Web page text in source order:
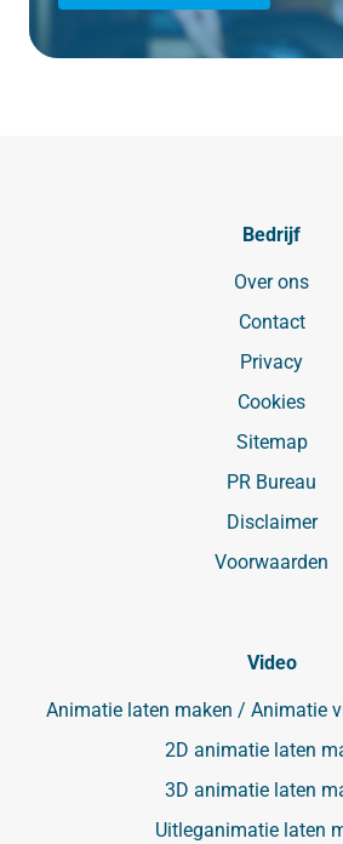
Bedrijf
Over ons
Contact
Privacy
Cookies
Sitemap
PR Bureau
Disclaimer
Voorwaarden
Video
Animatie laten maken / Animatie
2D animatie laten
3D animatie laten
Uitleganimatie laten